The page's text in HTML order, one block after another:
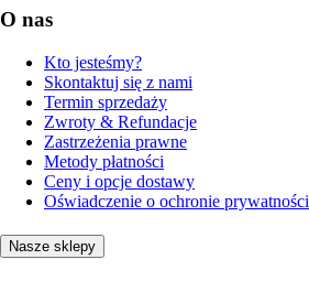
O nas
Kto jesteśmy?
Skontaktuj się z nami
Termin sprzedaży
Zwroty & Refundacje
Zastrzeżenia prawne
Metody płatności
Ceny i opcje dostawy
Oświadczenie o ochronie prywatności
Nasze sklepy